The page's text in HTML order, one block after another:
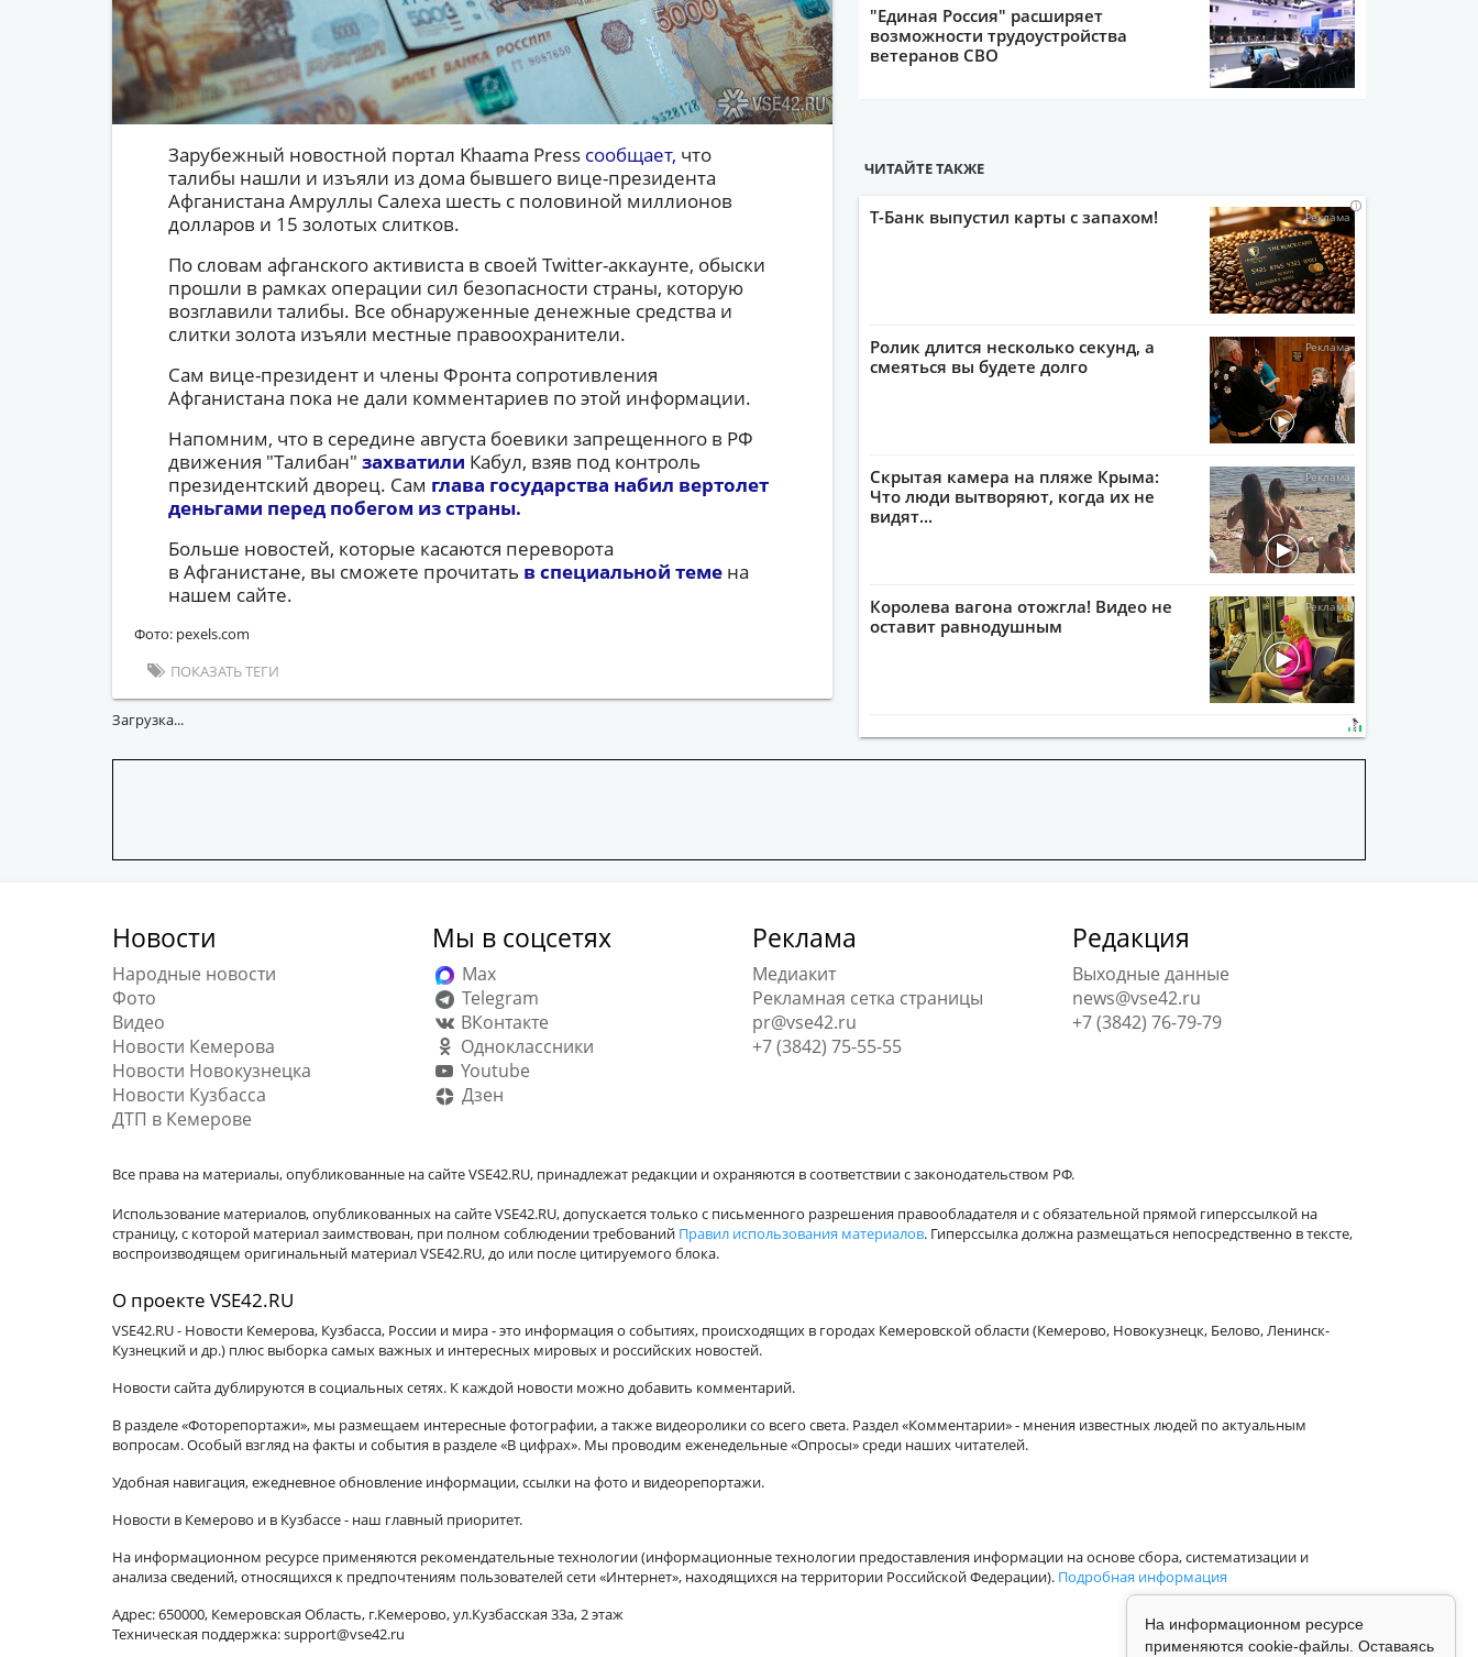
Зарубежный новостной портал Khaama Press сообщает, что
талибы нашли и изъяли из дома бывшего вице-президента
Афганистана Амруллы Салеха шесть с половиной миллионов
долларов и 15 золотых слитков.
По словам афганского активиста в своей Twitter-аккаунте, обыски
прошли в рамках операции сил безопасности страны, которую
возглавили талибы. Все обнаруженные денежные средства и
слитки золота изъяли местные правоохранители.
Сам вице-президент и члены Фронта сопротивления
Афганистана пока не дали комментариев по этой информации.
Напомним, что в середине августа боевики запрещенного в РФ
движения "Талибан" захватили Кабул, взяв под контроль
президентский дворец. Сам глава государства набил вертолет
деньгами перед побегом из страны.
Больше новостей, которые касаются переворота
в Афганистане, вы сможете прочитать в специальной темена
нашем сайте.
Фото: pexels.com
ПОКАЗАТЬ ТЕГИ
Загрузка...
"Единая Россия" расширяет
возможности трудоустройства
ветеранов СВО
ЧИТАЙТЕ ТАКЖЕ
i
Т-Банк выпустил карты с запахом!
i
Ролик длится несколько секунд, а
смеяться вы будете долго
i
Скрытая камера на пляже Крыма:
Что люди вытворяют, когда их не
видят...
i
Королева вагона отожгла! Видео не
оставит равнодушным
Новости
Народные новости
Фото
Видео
Новости Кемерова
Новости Новокузнецка
Новости Кузбасса
ДТП в Кемерове
Мы в соцсетях
Max
Telegram
ВКонтакте
Одноклассники
Youtube
Дзен
Реклама
Медиакит
Рекламная сетка страницы
pr@vse42.ru
+7 (3842) 75-55-55
Редакция
Выходные данные
news@vse42.ru
+7 (3842) 76-79-79
Все права на материалы, опубликованные на сайте VSE42.RU, принадлежат редакции и охраняются в соответствии с законодательством РФ.
Использование материалов, опубликованных на сайте VSE42.RU, допускается только с письменного разрешения правообладателя и с обязательной прямой гиперссылкой на
страницу, с которой материал заимствован, при полном соблюдении требований Правил использования материалов. Гиперссылка должна размещаться непосредственно в тексте,
воспроизводящем оригинальный материал VSE42.RU, до или после цитируемого блока.
О проекте VSE42.RU
VSE42.RU - Новости Кемерова, Кузбасса, России и мира - это информация о событиях, происходящих в городах Кемеровской области (Кемерово, Новокузнецк, Белово, Ленинск-
Кузнецкий и др.) плюс выборка самых важных и интересных мировых и российских новостей.
Новости сайта дублируются в социальных сетях. К каждой новости можно добавить комментарий.
В разделе «Фоторепортажи», мы размещаем интересные фотографии, а также видеоролики со всего света. Раздел «Комментарии» - мнения известных людей по актуальным
вопросам. Особый взгляд на факты и события в разделе «В цифрах». Мы проводим еженедельные «Опросы» среди наших читателей.
Удобная навигация, ежедневное обновление информации, ссылки на фото и видеорепортажи.
Новости в Кемерово и в Кузбассе - наш главный приоритет.
На информационном ресурсе применяются рекомендательные технологии (информационные технологии предоставления информации на основе сбора, систематизации и
анализа сведений, относящихся к предпочтениям пользователей сети «Интернет», находящихся на территории Российской Федерации). Подробная информация
Адрес: 650000, Кемеровская Область, г.Кемерово, ул.Кузбасская 33а, 2 этаж
Техническая поддержка: support@vse42.ru
На информационном ресурсе
применяются cookie-файлы. Оставаясь